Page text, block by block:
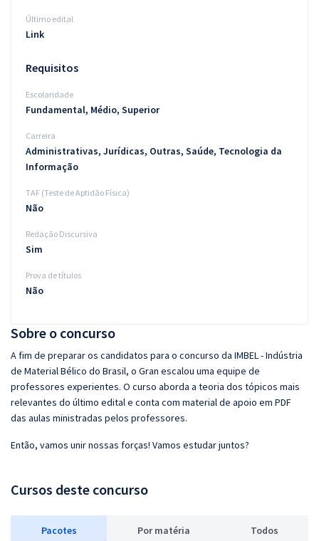
Sobre o concurso
A fim de preparar os candidatos para o concurso da IMBEL - Indústria
de Material Bélico do Brasil, o Gran escalou uma equipe de
professores experientes. O curso aborda a teoria dos tópicos mais
relevantes do último edital e conta com material de apoio em PDF
das aulas ministradas pelos professores.
Então, vamos unir nossas forças! Vamos estudar juntos?
Cursos deste concurso
Pacotes Por matéria Todos
Último edital
Link
Requisitos
Escolaridade
Fundamental, Médio, Superior
Carreira
Administrativas, Jurídicas, Outras, Saúde, Tecnologia da
Informação
TAF (Teste de Aptidão Física)
Não
Redação Discursiva
Sim
Prova de títulos
Não